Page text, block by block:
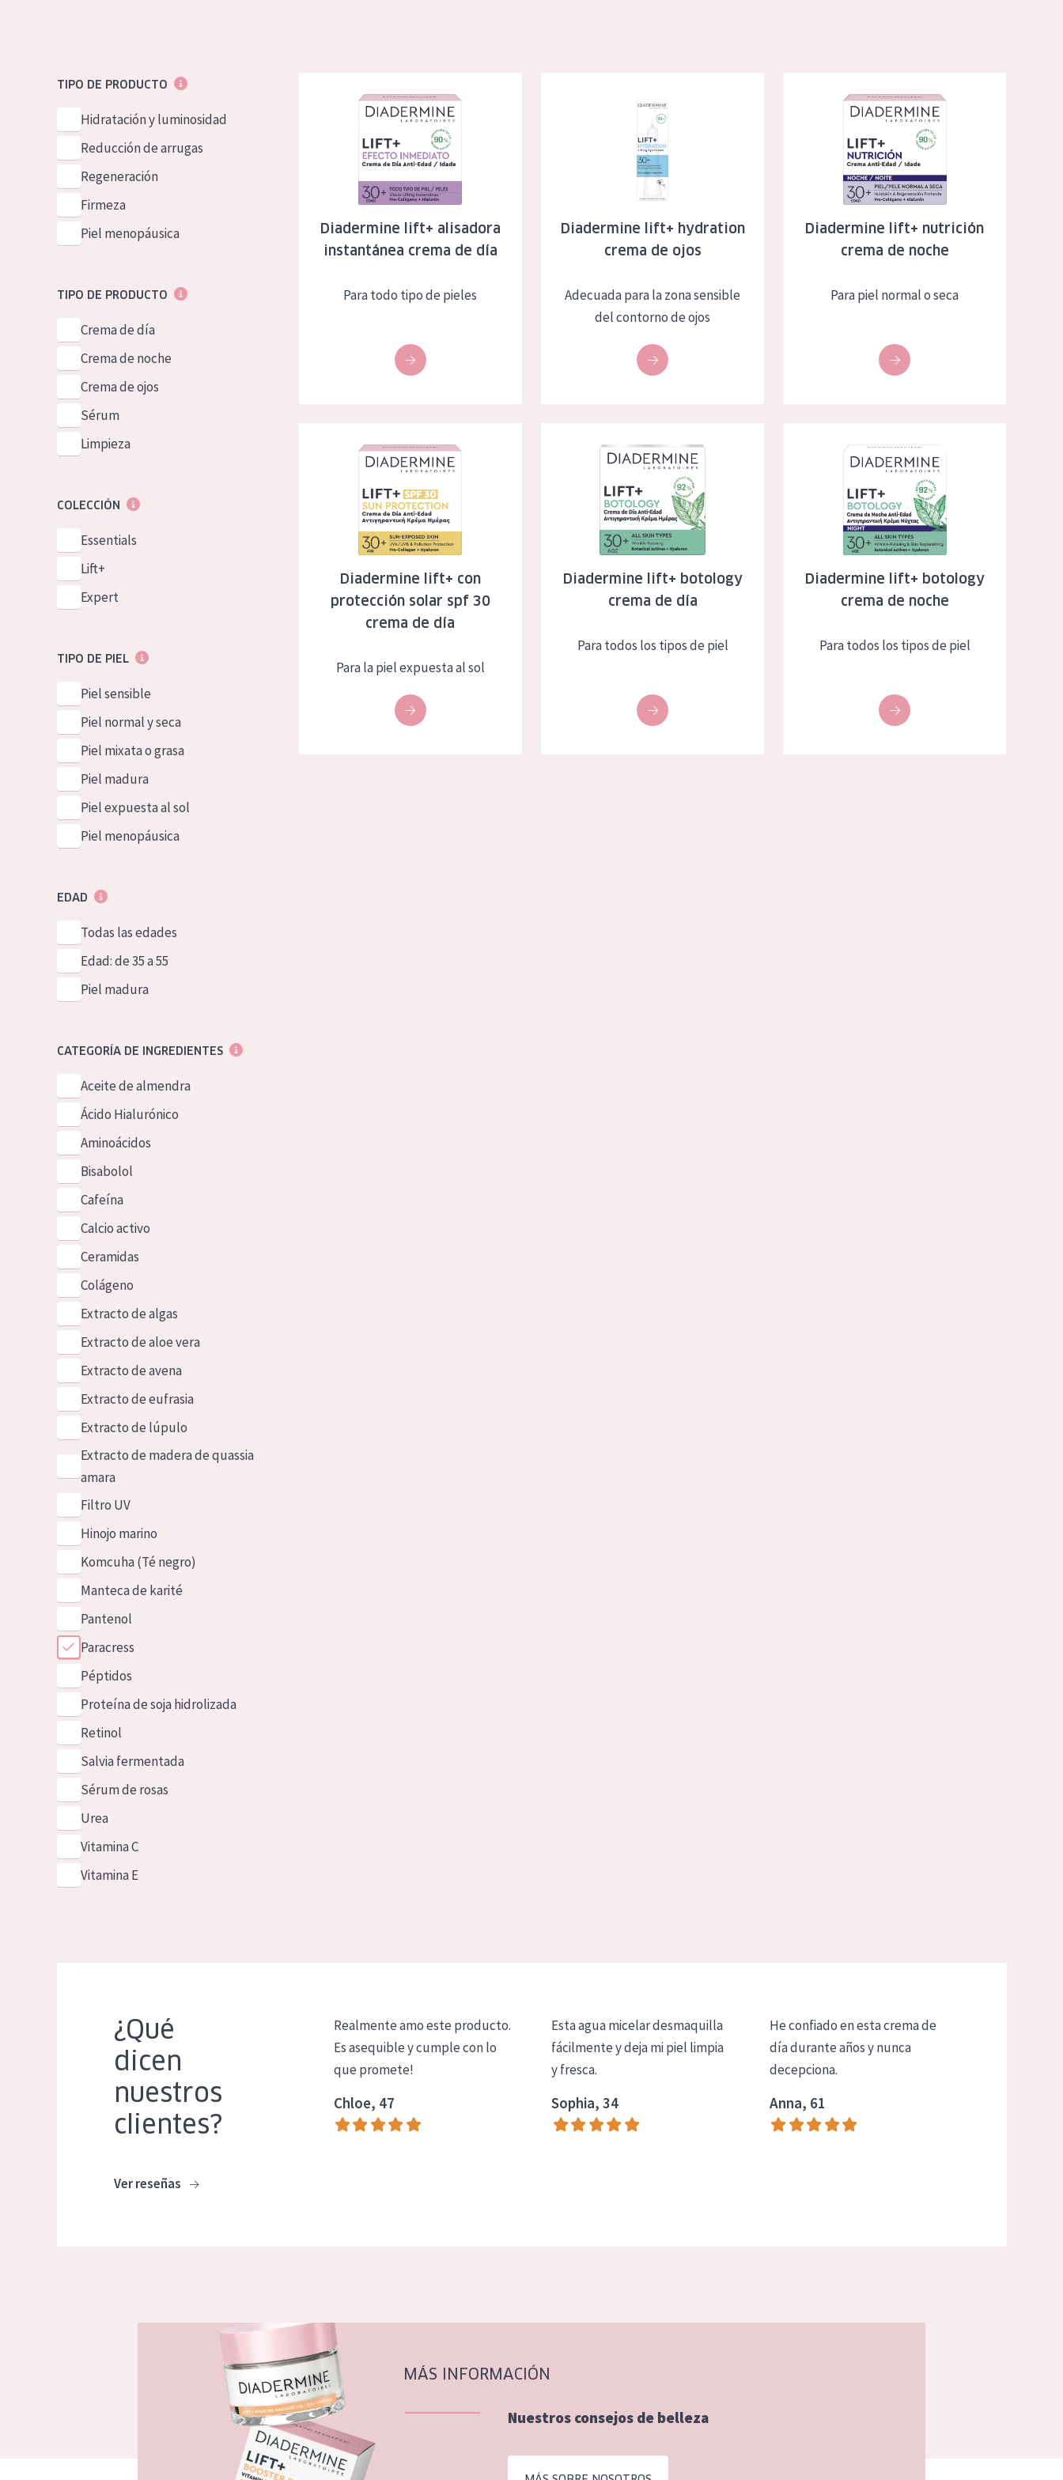
Piel expuesta al sol
GreekTIPO DE PRODUCTO
Hidratación y luminosidad
Reducción de arrugas
Regeneración
Firmeza
Piel menopáusica
TIPO DE PRODUCTO
Crema de día
Crema de noche
Crema de ojos
Sérum
Limpieza
COLECCIÓN
Essentials
Lift+
Expert
TIPO DE PIEL
Piel sensible
Piel normal y seca
Piel mixata o grasa
Piel madura
Piel expuesta al sol
Piel menopáusica
EDAD
Todas las edades
Edad: de 35 a 55
Piel madura
CATEGORÍA DE INGREDIENTES
Aceite de almendra
Ácido Hialurónico
Aminoácidos
Bisabolol
Cafeína
Calcio activo
Ceramidas
Colágeno
Extracto de algas
Extracto de aloe vera
Extracto de avena
Extracto de eufrasia
Extracto de lúpulo
Extracto de madera de quassia
amara
Filtro UV
Hinojo marino
Komcuha (Té negro)
Manteca de karité
Pantenol
Paracress
Péptidos
Proteína de soja hidrolizada
Retinol
Salvia fermentada
Sérum de rosas
Urea
Vitamina C
Vitamina E
Diadermine lift+ alisadora
instantánea crema de día
Para todo tipo de pieles
Diadermine lift+ hydration
crema de ojos
Adecuada para la zona sensible
del contorno de ojos
Diadermine lift+ nutrición
crema de noche
Para piel normal o seca
Diadermine lift+ con
protección solar spf 30
crema de día
Para la piel expuesta al sol
Diadermine lift+ botology
crema de día
Para todos los tipos de piel
Diadermine lift+ botology
crema de noche
Para todos los tipos de piel
¿Qué
dicen
nuestros
clientes?
Ver reseñas
Realmente amo este producto.
Es asequible y cumple con lo
que promete!
Chloe, 47
Esta agua micelar desmaquilla
fácilmente y deja mi piel limpia
y fresca.
Sophia, 34
He confiado en esta crema de
día durante años y nunca
decepciona.
Anna, 61
MÁS INFORMACIÓN
Nuestros consejos de belleza